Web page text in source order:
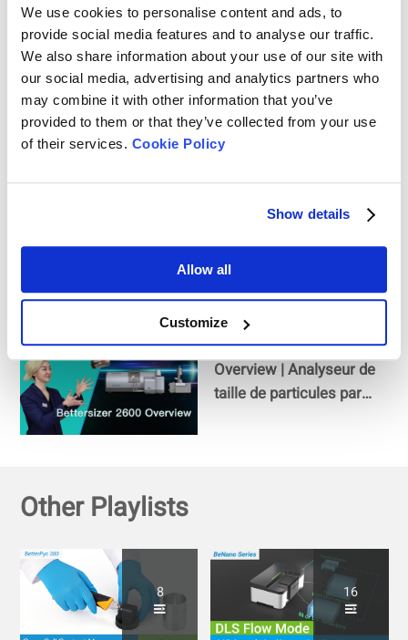
We use cookies to personalise content and ads, to
provide social media features and to analyse our traffic.
We also share information about your use of our site with
our social media, advertising and analytics partners who
may combine it with other information that you’ve
provided to them or that they’ve collected from your use
of their services. Cookie Policy
Show details
Allow all
Customize
échantillon de corindon
(Al2O3)
Comment mesurer la
taille des particules des
cosmétiques
Comment mesurer la
taille des particules de
café en poudre ?
Bettersizer 2600
Overview | Analyseur de
taille de particules par
Other Playlists
8 16